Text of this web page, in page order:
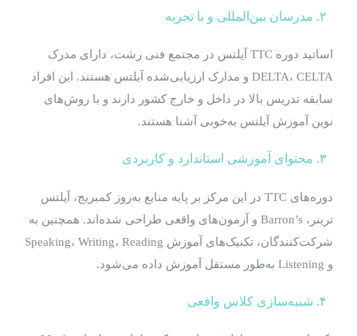
اساتید دوره TTC آیلتس در مجتمع فنی رشت، دارای مدرک
DELTA، CELTA و مدارک ارزیابی‌شده آیلتس هستند. این افراد
سابقه تدریس بالا در داخل و خارج کشور دارند و با روش‌های
نوین آموزش آیلتس به‌خوبی آشنا هستند.
دوره‌های TTC در این مرکز بر پایه منابع به‌روز کمبریج، آیلتس
ترینر، Barron’s و آزمون‌های واقعی طراحی شده‌اند. همچنین به
شرکت‌کنندگان، تکنیک‌های آموزش Speaking، Writing، Reading
و Listening به‌طور مستقل آموزش داده می‌شود.